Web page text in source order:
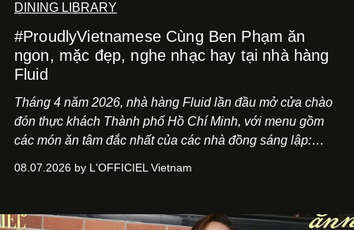
DINING LIBRARY
#ProudlyVietnamese Cùng Ben Phạm ăn
ngon, mặc đẹp, nghe nhạc hay tại nhà hàng
Fluid
Tháng 4 năm 2026, nhà hàng Fluid lần đầu mở cửa chào
đón thực khách Thành phố Hồ Chí Minh, với menu gồm
các món ăn tâm đắc nhất của các nhà đồng sáng lập:
món ăn đa dạng từ Á đến Âu nhanh chóng được yêu thích
mang đến niềm vui cho thực khách.
08.07.2026 by L'OFFICIEL Vietnam